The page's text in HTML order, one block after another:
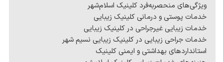
ویژگی‌های منحصربه‌فرد کلینیک اسلام‌شهر
خدمات پوستی و درمانی کلینیک زیبایی
خدمات زیبایی غیرجراحی در کلینیک زیبایی
خدمات جراحی زیبایی در کلینیک زیبایی نسیم شهر
استانداردهای بهداشتی و ایمنی کلینیک